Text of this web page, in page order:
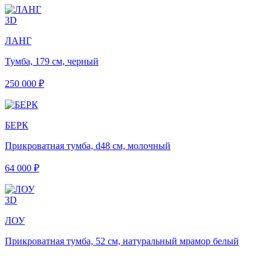
3D
ЛАНГ
Тумба, 179 см, черный
250 000 ₽
БЕРК
Прикроватная тумба, d48 см, молочный
64 000 ₽
3D
ЛОУ
Прикроватная тумба, 52 см, натуральный мрамор белый